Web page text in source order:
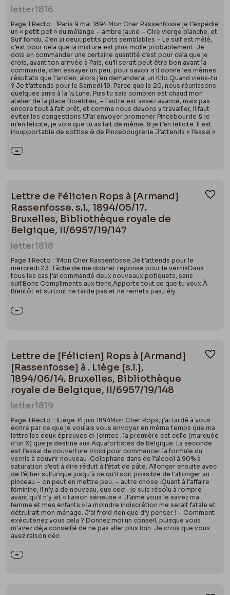
letter1816
Page 1 Recto : 1Paris 9 mai 1894.Mon Cher Rassenfosse je t’expédie
un « petit pot » du mélange – ambre jaune – Cire vierge blanche, et
Suif fondu. J’en ai deux petits pots semblables – Le suif est mêlé,
c’est pour cela que la mixture est plus molle probablement. Je
dois en commander une certaine quantité c’est pour cela que je
crois, avant ton arrivée à Pais, qu’il serait peut être bon avant la
commande, d’en essayer un peu, pour savoir s’il donne les mêmes
résultats que l’ancien. alors j’en demanderai un Kilo.Quand viens-tu
? Je t’attends pour le Samedi 19. Parce que le 20, nous réunissons
quelques amis à la ½ Lune. Puis tu sais combien est chaud mon
atelier de la place Boieldieu, – l’autre est assez avancé, mais pas
encore tout à fait prêt, et comme nous devons y travailler, il faut
éviter les congestions !J’ai envoyer promener Pincebourde & je
m’en félicite, je vois que tu as fait de même, & je t’en félicite. Il est
insupportable de sottise & de Pincebougrerie.J’attends « l’essai »
Lettre de Félicien Rops à [Armand]
Rassenfosse. s.l., 1894/05/17.
Bruxelles, Bibliothèque royale de
Belgique, II/6957/19/147
letter1818
Page 1 Recto : 1Mon Cher Rassenfosse,Je t’attends pour le
mercredi 23. Tâche de me donner réponse pour le vernisDans
tous les cas j’ai commandé deux nouveaux potiquets, sans
suif.Bons Compliments aux tiens,Apporte tout ce que tu veux.À
Bientôt et surtout ne tarde pas et ne remets pas,Fély
Lettre de [Félicien] Rops à [Armand]
[Rassenfosse] à . Liège [s.l.],
1894/06/14. Bruxelles, Bibliothèque
royale de Belgique, II/6957/19/148
letter1819
Page 1 Recto : 1Liége 14 juin 1894Mon Cher Rops, j’ai tardé à vous
écrire par ce que je voulais vous envoyer en même temps que ma
lettre les deux épreuves ci-jointes : la première est celle (marquée
d’un X) que je destine aux Aquafortistes de Belgique. La seconde
est l’essai de couverture Voici pour commencer la formule du
vernis à couvrir nouveau :Colophane dans de l’alcool à 90% à
saturation c'est à dire réduit à l’état de pâte. Allonger ensuite avec
de l’éther sulfurique jusqu’à ce qu’il soit possible de l’allonger au
pinceau – on peut en mettre peu. – autre chose :Quant à l’affaire
féminine, il n’y a de nouveau, que ceci : je suis résolu à rompre
avant qu’il n’y ait « liaison sérieuse ». J’aime vous le savez ma
femme et mes enfants » la moindre indiscrétion me serait fatale et
détruirait mon ménage. J’ai froid rien que d’y penser ! – Comment
exécuteriez vous cela ? Donnez moi un conseil, puisque vous
m’avez déja conseillé de ne pas aller plus loin. Je crois que vous
avez raison déc